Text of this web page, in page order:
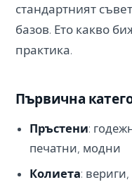
стандартният
базов. Ето какво
практика.
Първична
Пръстени:
печатни, модни
Колиета: